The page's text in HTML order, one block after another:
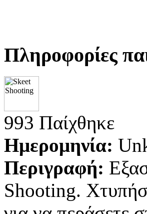
Πληροφορίες
993 Παίχθηκε
Ημερομηνία:
Περιγραφή:
Shooting.